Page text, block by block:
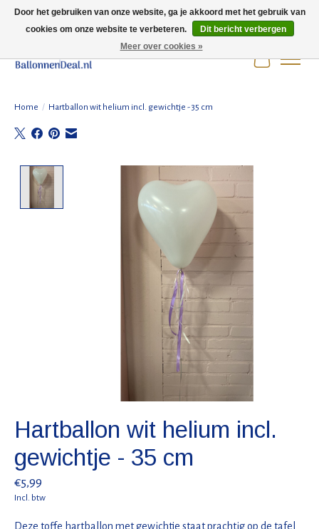
Wij zijn gesloten t/m 3 augustus i.v.m. de zomervakantie.
Home / Hartballon wit helium incl. gewichtje - 35 cm
Product image slideshow Items
Hartballon wit helium incl.
gewichtje - 35 cm
€5,99
Incl. btw
Deze toffe hartballon met gewichtje staat prachtig op de tafel
Door het gebruiken van onze website, ga je akkoord met het gebruik van
cookies om onze website te verbeteren.
Dit bericht verbergen
Meer over cookies »